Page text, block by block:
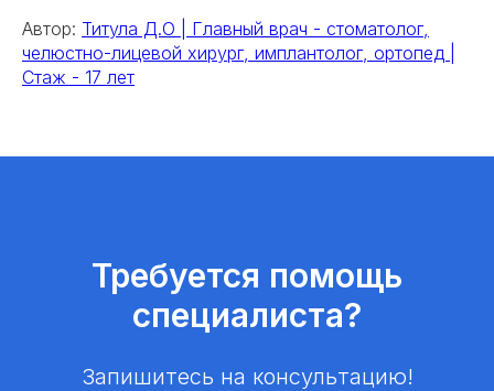
Автор: Титула Д.О | Главный врач - стоматолог,
челюстно-лицевой хирург, имплантолог, ортопед |
Стаж - 17 лет
Требуется помощь
специалиста?
Запишитесь на консультацию!